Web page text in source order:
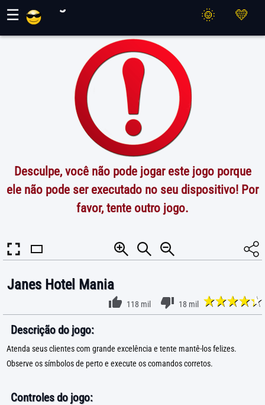
☰
Desculpe, você não pode jogar este jogo porque
ele não pode ser executado no seu dispositivo! Por
favor, tente outro jogo.
Janes Hotel Mania
118 mil 18 mil
Descrição do jogo:
Atenda seus clientes com grande excelência e tente mantê-los felizes.
Observe os símbolos de perto e execute os comandos corretos.
Controles do jogo: